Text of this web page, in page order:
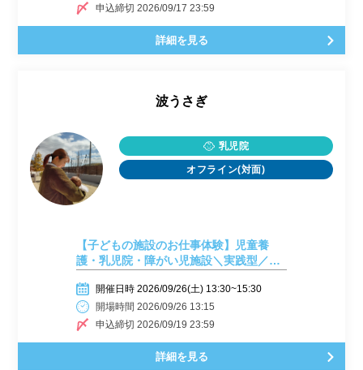
申込締切 2026/09/17 23:59
詳細を見る
波うさぎ
乳児院
オフライン(対面)
【子どもの施設のお仕事体験】児童養
護・乳児院・障がい児施設＼実践型／【9
開催日時 2026/09/26(土) 13:30~15:30
開場時間 2026/09/26 13:15
申込締切 2026/09/19 23:59
詳細を見る